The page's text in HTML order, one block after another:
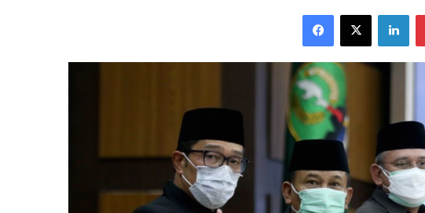
Facebook
X